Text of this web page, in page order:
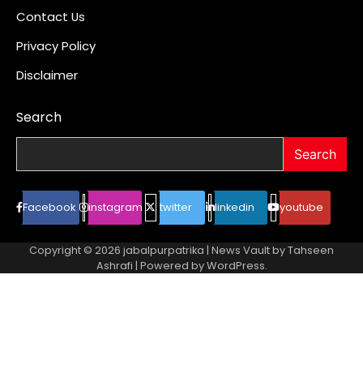
Contact Us
Privacy Policy
Disclaimer
Search
Search
Facebook instagram twitter linkedin youtube
Copyright © 2026 jabalpurpatrika | News Vault byTahseen
Ashrafi | Powered byWordPress.